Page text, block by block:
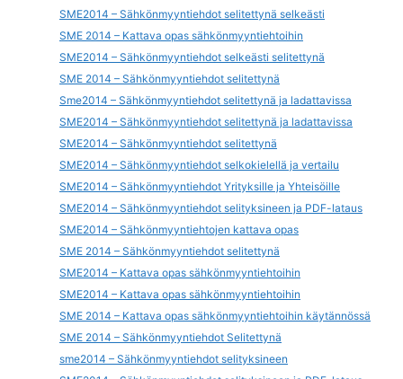
SME2014 – Sähkönmyyntiehdot selitettynä selkeästi
SME 2014 – Kattava opas sähkönmyyntiehtoihin
SME2014 – Sähkönmyyntiehdot selkeästi selitettynä
SME 2014 – Sähkönmyyntiehdot selitettynä
Sme2014 – Sähkönmyyntiehdot selitettynä ja ladattavissa
SME2014 – Sähkönmyyntiehdot selitettynä ja ladattavissa
SME2014 – Sähkönmyyntiehdot selitettynä
SME2014 – Sähkönmyyntiehdot selkokielellä ja vertailu
SME2014 – Sähkönmyyntiehdot Yrityksille ja Yhteisöille
SME2014 – Sähkönmyyntiehdot selityksineen ja PDF-lataus
SME2014 – Sähkönmyyntiehtojen kattava opas
SME 2014 – Sähkönmyyntiehdot selitettynä
SME2014 – Kattava opas sähkönmyyntiehtoihin
SME2014 – Kattava opas sähkönmyyntiehtoihin
SME 2014 – Kattava opas sähkönmyyntiehtoihin käytännössä
SME 2014 – Sähkönmyyntiehdot Selitettynä
sme2014 – Sähkönmyyntiehdot selityksineen